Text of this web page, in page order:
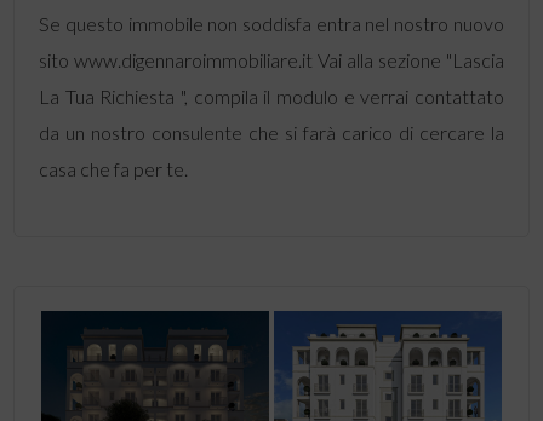
Se questo immobile non soddisfa entra nel nostro nuovo
sito www.digennaroimmobiliare.it Vai alla sezione "Lascia
La Tua Richiesta ", compila il modulo e verrai contattato
da un nostro consulente che si farà carico di cercare la
casa che fa per te.